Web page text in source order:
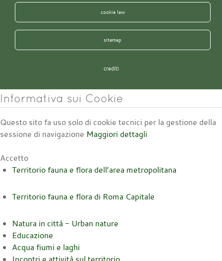
cookie law
sitemap
crediti
Informativa sui Cookie
Questo sito fa uso solo di cookie tecnici per la gestione della
sessione di navigazione Maggiori dettagli
Accetto
Territorio fauna e flora dell’area metropolitana
Territorio fauna e flora di Roma Capitale
Natura in città - Urban nature
Educazione
Acqua fiumi e laghi